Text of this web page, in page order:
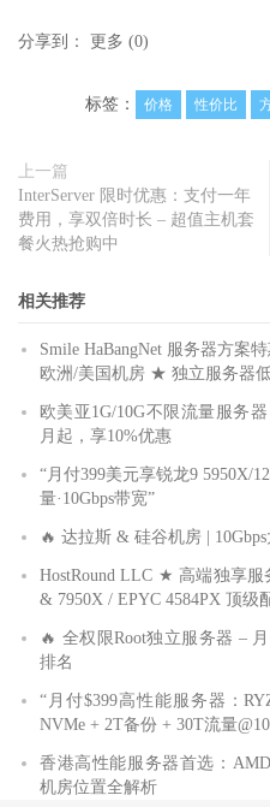
分享到： 更多 (0)
标签： 价格 性价比
上一篇
InterServer 限时优惠：支付一年
费用，享双倍时长 – 超值主机套
餐火热抢购中
相关推荐
Smile HaBangNet 服务器方案
欧洲/美国机房 ★ 独立服务器
欧美亚1G/10G不限流量服务
月起，享10%优惠
“月付399美元享锐龙9 5950X/
量·10Gbps带宽”
🔥 达拉斯 & 硅谷机房 |
HostRound LLC ★ 高端独享
& 7950X / EPYC 4584PX 顶级
🔥 全权限Root独立服务器 –
排名
“月付$399高性能服务器：
NVMe + 2T备份 + 30T流量
香港高性能服务器首选：
机房位置全解析